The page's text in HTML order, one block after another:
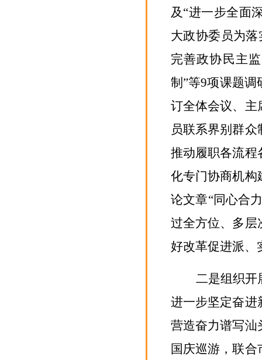
及 “进一步全面
大政协委员为落
完善政协民主
制”等9项课题调
订全体会议、主
员联系界别群
推动履职各流程
化专门协商机构
论文章“同心合
过全方位、多层
好改革促进派、
二是组织开
进一步坚定奋进
营造奋力谱写汕
国庆巡游，联合